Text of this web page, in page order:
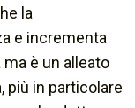
la
e incrementa
è un alleato
più in particolare